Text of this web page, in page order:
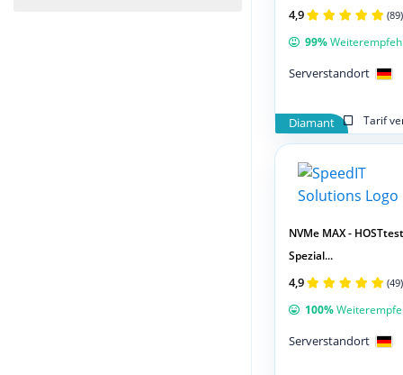
Diamant Tarif
4,9 (89)
99%
Serverstandort
NVMe MAX - HOSTtest
Spezial...
4,9 (49)
100%
Serverstandort